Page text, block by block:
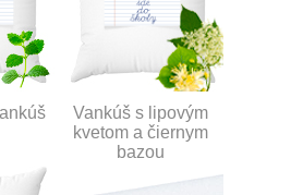
Vankúš s lipovým
kvetom a čiernym
bazou